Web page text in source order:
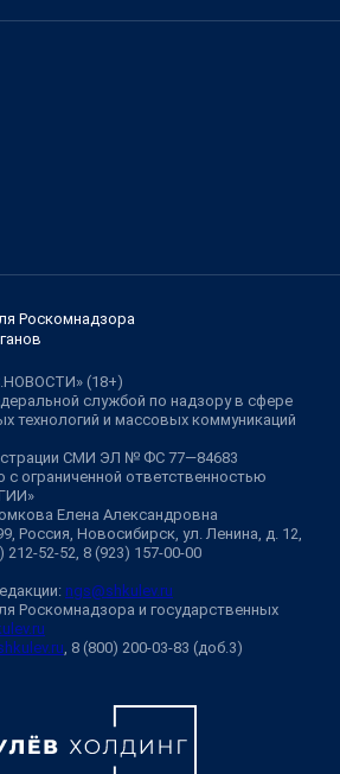
Роскомнадзора
(18+)
службой по надзору в сфере
технологий и массовых коммуникаций
СМИ ЭЛ № ФС 77—84683
с ограниченной ответственностью
Елена Александровна
Россия, Новосибирск, ул. Ленина, д. 12,
52-52, 8 (923) 157-00-00
ngs@shkulev.ru
Роскомнадзора и государственных
, 8 (800) 200-03-83 (доб.3)